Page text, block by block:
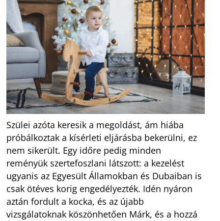
Szülei azóta keresik a megoldást, ám hiába
próbálkoztak a kísérleti eljárásba bekerülni, ez
nem sikerült. Egy időre pedig minden
reményük szertefoszlani látszott: a kezelést
ugyanis az Egyesült Államokban és Dubaiban is
csak ötéves korig engedélyezték. Idén nyáron
aztán fordult a kocka, és az újabb
vizsgálatoknak köszönhetően Márk, és a hozzá